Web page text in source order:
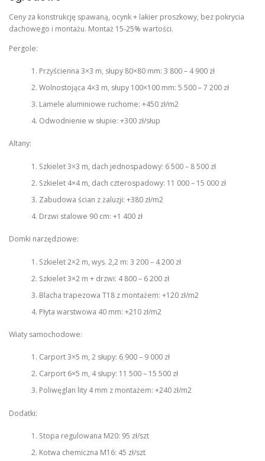
Ceny za konstrukcję spawaną, ocynk + lakier proszkowy, bez pokrycia
dachowego i montażu. Montaż 15-25% wartości.
Pergole:
Przyścienna 3×3 m, słupy 80×80 mm: 3 800 – 4 900 zł
Wolnostojąca 4×3 m, słupy 100×100 mm: 5 500 – 7 200 zł
Lamele aluminiowe ruchome: +450 zł/m2
Odwodnienie w słupie: +300 zł/słup
Altany:
Szkielet 3×3 m, dach jednospadowy: 6 500 – 8 500 zł
Szkielet 4×4 m, dach czterospadowy: 11 000 – 15 000 zł
Zabudowa ścian z żaluzji: +380 zł/m2
Drzwi stalowe 90 cm: +1 400 zł
Domki narzędziowe:
Szkielet 2×2 m, wys. 2,2 m: 3 200 – 4 200 zł
Szkielet 3×2 m + drzwi: 4 800 – 6 200 zł
Blacha trapezowa T18 z montażem: +120 zł/m2
Płyta warstwowa 40 mm: +210 zł/m2
Wiaty samochodowe:
Carport 3×5 m, 2 słupy: 6 900 – 9 000 zł
Carport 6×5 m, 4 słupy: 11 500 – 15 500 zł
Poliwęglan lity 4 mm z montażem: +240 zł/m2
Dodatki:
Stopa regulowana M20: 95 zł/szt
Kotwa chemiczna M16: 45 zł/szt